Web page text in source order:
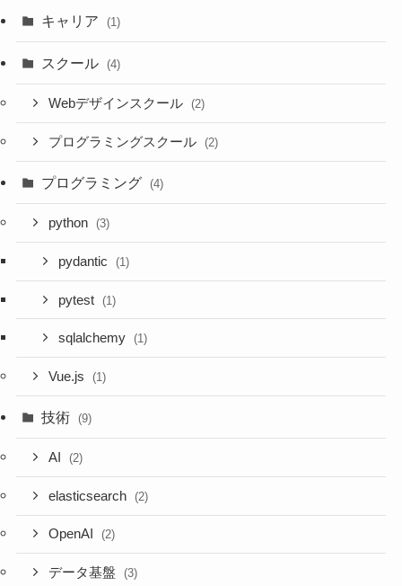
キャリア (1)
スクール (4)
Webデザインスクール (2)
プログラミングスクール (2)
プログラミング (4)
python (3)
pydantic (1)
pytest (1)
sqlalchemy (1)
Vue.js (1)
技術 (9)
AI (2)
elasticsearch (2)
OpenAI (2)
データ基盤 (3)